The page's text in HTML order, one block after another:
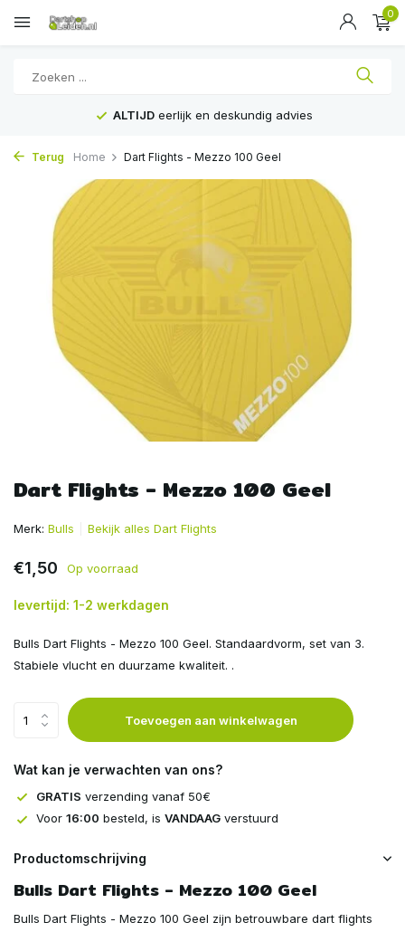
0
ALTIJD eerlijk en deskundig advies
Terug Home Dart Flights - Mezzo 100 Geel
Dart Flights - Mezzo 100 Geel
Merk: Bulls Bekijk alles Dart Flights
€1,50 Op voorraad
levertijd: 1-2 werkdagen
Bulls Dart Flights - Mezzo 100 Geel. Standaardvorm, set van 3.
Stabiele vlucht en duurzame kwaliteit. .
Toevoegen aan winkelwagen
Wat kan je verwachten van ons?
GRATIS verzending vanaf 50€
Voor 16:00 besteld, is VANDAAG verstuurd
Productomschrijving
Bulls Dart Flights - Mezzo 100 Geel
Bulls Dart Flights - Mezzo 100 Geel zijn betrouwbare dart flights